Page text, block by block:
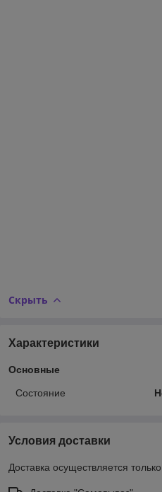
Скрыть
Характеристики
Основные
Состояние
Условия доставки
Доставка осуществляется